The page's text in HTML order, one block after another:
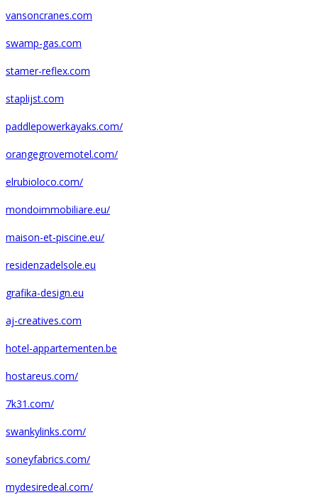
vansoncranes.com
swamp-gas.com
stamer-reflex.com
staplijst.com
paddlepowerkayaks.com/
orangegrovemotel.com/
elrubioloco.com/
mondoimmobiliare.eu/
maison-et-piscine.eu/
residenzadelsole.eu
grafika-design.eu
aj-creatives.com
hotel-appartementen.be
hostareus.com/
7k31.com/
swankylinks.com/
soneyfabrics.com/
mydesiredeal.com/